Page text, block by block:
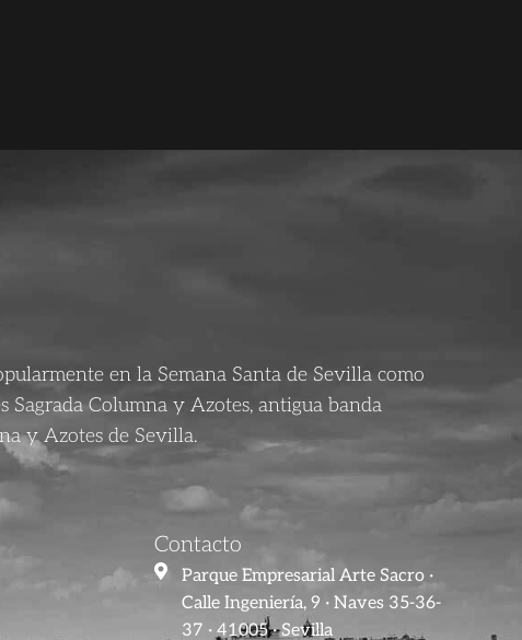
en la Semana Santa de Sevilla como
Sagrada Columna y Azotes, antigua banda
y Azotes de Sevilla.
Contacto
Parque Empresarial Arte Sacro ·
Calle Ingeniería, 9 · Naves 35-36-
37 · 41005 · Sevilla